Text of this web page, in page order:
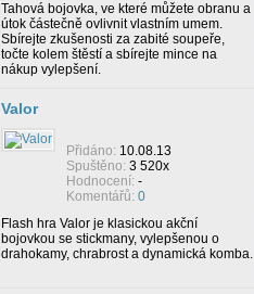
Tahová bojovka, ve které můžete obranu a
útok částečně ovlivnit vlastním umem.
Sbírejte zkušenosti za zabité soupeře,
točte kolem štěstí a sbírejte mince na
nákup vylepšení.
Valor
Přidáno: 10.08.13
Spuštěno: 3 520x
Hodnocení: -
Komentářů: 0
Flash hra Valor je klasickou akční
bojovkou se stickmany, vylepšenou o
drahokamy, chrabrost a dynamická komba.